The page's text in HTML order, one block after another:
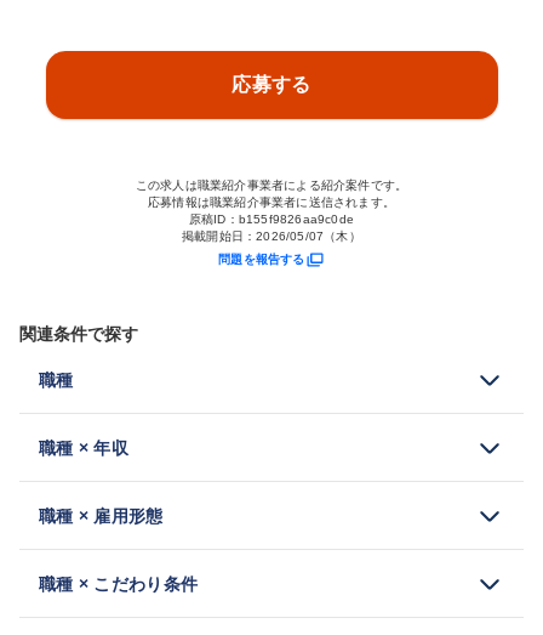
応募する
この求人は職業紹介事業者による紹介案件です。
応募情報は職業紹介事業者に送信されます。
原稿ID： b155f9826aa9c0de
掲載開始日：2026/05/07（木）
問題を報告する
関連条件で探す
職種
職種 × 年収
職種 × 雇用形態
職種 × こだわり条件